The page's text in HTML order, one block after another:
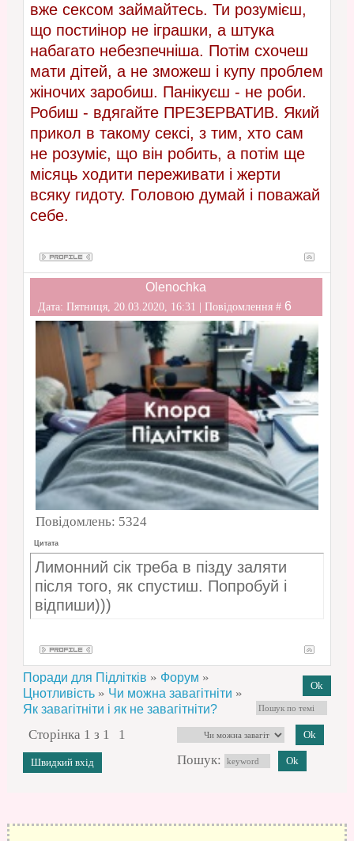
вже сексом займайтесь. Ти розумієш,
що постиінор не іграшки, а штука
набагато небезпечніша. Потім схочеш
мати дітей, а не зможеш і купу проблем
жіночих заробиш. Панікуєш - не роби.
Робиш - вдягайте ПРЕЗЕРВАТИВ. Який
прикол в такому сексі, з тим, хто сам
не розуміє, що він робить, а потім ще
місяць ходити переживати і жерти
всяку гидоту. Головою думай і поважай
себе.
Olenochka
Дата: Пятниця, 20.03.2020, 16:31 | Повідомлення # 6
Повідомлень: 5324
Цитата
Лимонний сік треба в пізду заляти
після того, як спустиш. Попробуй і
відпиши)))
Поради для Підлітків » Форум »
Цнотливість » Чи можна завагітніти »
Як завагітніти і як не завагітніти?
Сторінка 1 з 1
1
Пошук: